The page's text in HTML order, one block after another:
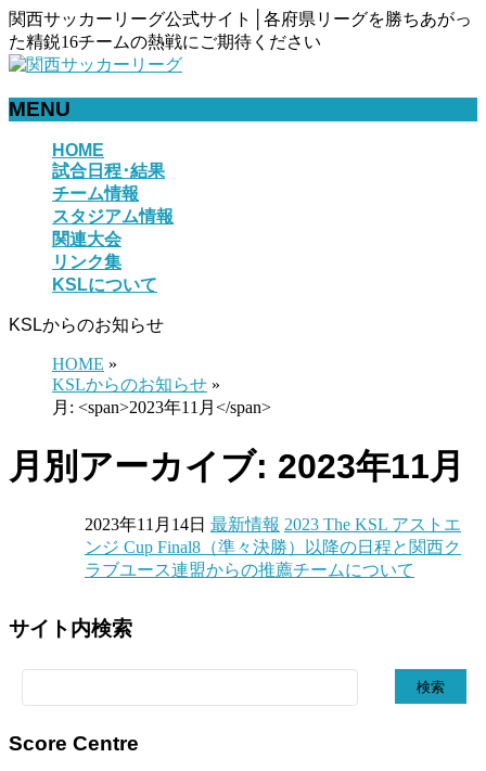
関西サッカーリーグ公式サイト│各府県リーグを勝ちあがっ
た精鋭16チームの熱戦にご期待ください
MENU
HOME
試合日程･結果
チーム情報
スタジアム情報
関連大会
リンク集
KSLについて
KSLからのお知らせ
HOME »
KSLからのお知らせ »
月: <span>2023年11月</span>
月別アーカイブ: 2023年11月
2023年11月14日 最新情報 2023 The KSL アストエ
ンジ Cup Final8（準々決勝）以降の日程と関西ク
ラブユース連盟からの推薦チームについて
サイト内検索
索:
Score Centre